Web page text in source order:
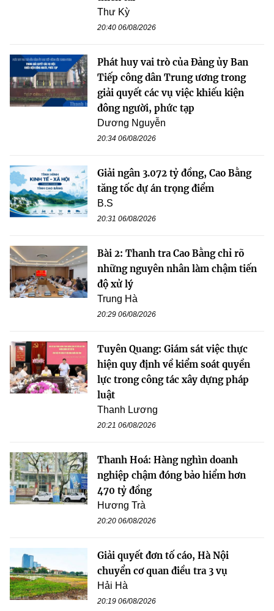
Thư Kỳ
20:40 06/08/2026
Phát huy vai trò của Đảng ủy Ban
Tiếp công dân Trung ương trong
giải quyết các vụ việc khiếu kiện
đông người, phức tạp
Dương Nguyễn
20:34 06/08/2026
Giải ngân 3.072 tỷ đồng, Cao Bằng
tăng tốc dự án trọng điểm
B.S
20:31 06/08/2026
Bài 2: Thanh tra Cao Bằng chỉ rõ
những nguyên nhân làm chậm tiến
độ xử lý
Trung Hà
20:29 06/08/2026
Tuyên Quang: Giám sát việc thực
hiện quy định về kiểm soát quyền
lực trong công tác xây dựng pháp
luật
Thanh Lương
20:21 06/08/2026
Thanh Hoá: Hàng nghìn doanh
nghiệp chậm đóng bảo hiểm hơn
470 tỷ đồng
Hương Trà
20:20 06/08/2026
Giải quyết đơn tố cáo, Hà Nội
chuyển cơ quan điều tra 3 vụ
Hải Hà
20:19 06/08/2026